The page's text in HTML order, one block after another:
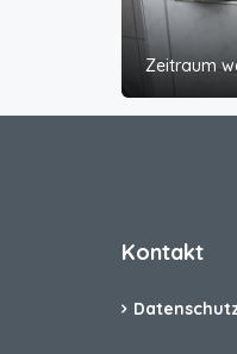
Zeitraum
Kontakt